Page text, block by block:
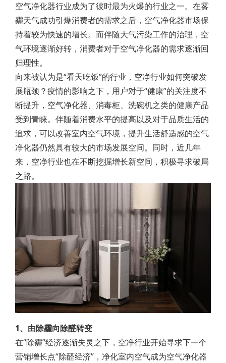
空气净化器行业成为了彼时最为火爆的行业之一。在雾
霾天气成功引爆消费者的需求之后，空气净化器市场保
持着较为快速的增长。而伴随大气污染工作的治理，空
气环境逐渐好转，消费者对于空气净化器的需求逐渐回
归理性。
向来被认为是“看天吃饭”的行业，空净行业如何突破发
展瓶颈？疫情的影响之下，用户对于“健康”的关注度不
断提升，空气净化器、消毒柜、洗碗机之类的健康产品
受到青睐。伴随着消费水平的提高以及对于品质生活的
追求，可以改善室内空气环境，提升生活舒适感的空气
净化器仍然具有较大的市场发展空间。同时，近几年
来，空净行业也在不断挖掘增长新空间，积极寻求破局
之路。
1、由除霾向除醛转变
在“除霾”经济逐渐失灵之下，空净行业开始寻求下一个
营销增长点“除醛经济”，净化室内空气成为空气净化器